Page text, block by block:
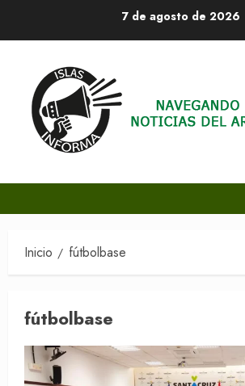
7 de agosto de 2026
Inicio fútbolbase
fútbolbase